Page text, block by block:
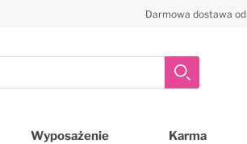
Darmowa dostawa od
Szukaj
Wyposażenie Karma